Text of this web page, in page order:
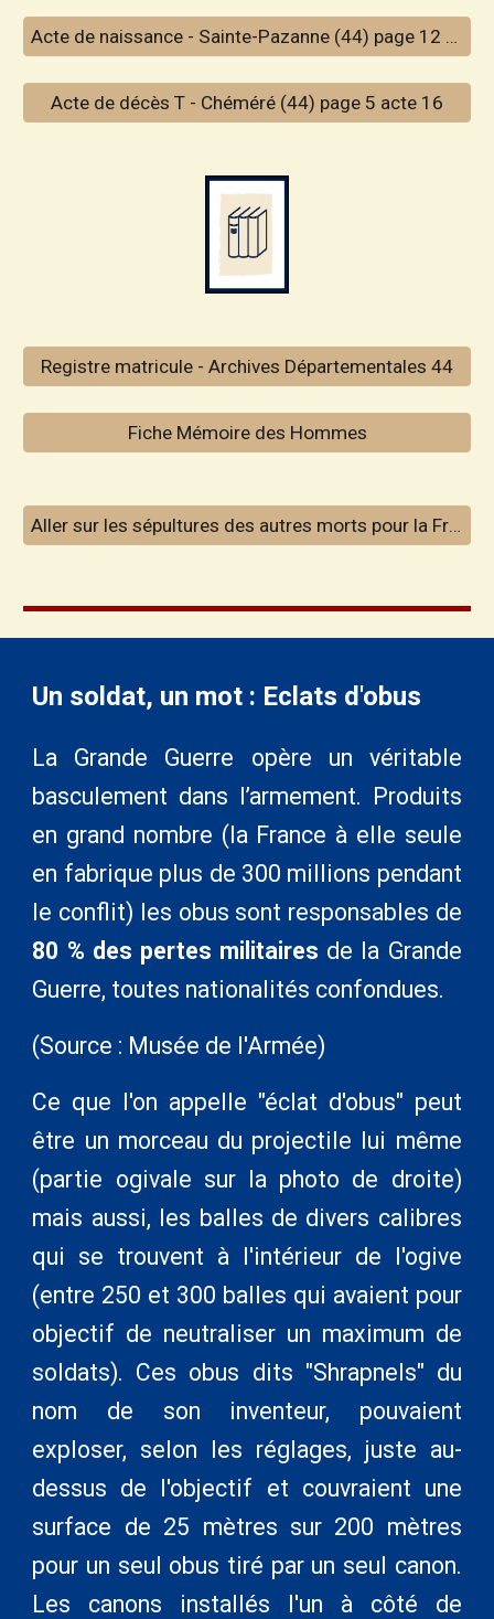
Acte de naissance - Sainte-Pazanne (44) page 12 acte 66
Acte de décès T - Chéméré (44) page 5 acte 16
Registre matricule - Archives Départementales 44
Fiche Mémoire des Hommes
Aller sur les sépultures des autres morts pour la France inhumés à Chéméré
Un soldat, un mot : Eclats d'obus
La Grande Guerre opère un véritable
basculement dans l’armement. Produits
en grand nombre (la France à elle seule
en fabrique plus de 300 millions pendant
le conflit) les obus sont responsables de
80 % des pertes militaires de la Grande
Guerre, toutes nationalités confondues.
(Source : Musée de l'Armée)
Ce que l'on appelle "éclat d'obus" peut
être un morceau du projectile lui même
(partie ogivale sur la photo de droite)
mais aussi, les balles de divers calibres
qui se trouvent à l'intérieur de l'ogive
(entre 250 et 300 balles qui avaient pour
objectif de neutraliser un maximum de
soldats). Ces obus dits "Shrapnels" du
nom de son inventeur, pouvaient
exploser, selon les réglages, juste au-
dessus de l'objectif et couvraient une
surface de 25 mètres sur 200 mètres
pour un seul obus tiré par un seul canon.
Les canons installés l'un à côté de